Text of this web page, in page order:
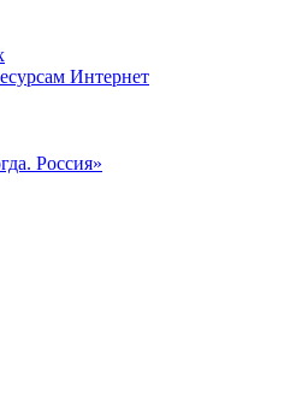
Интернет
Россия»